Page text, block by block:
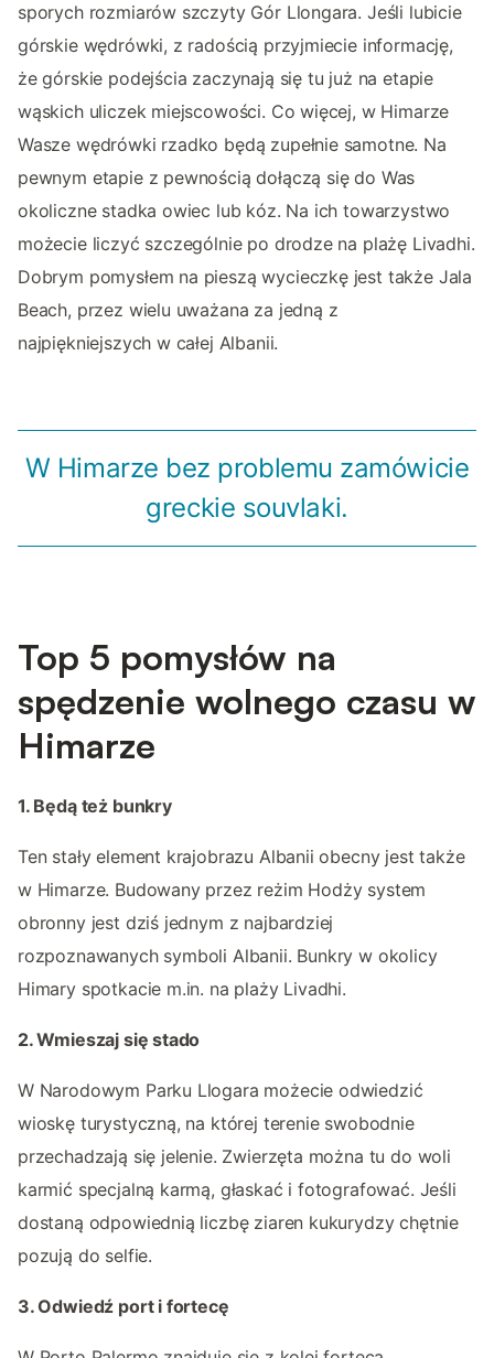
sporych rozmiarów szczyty Gór Llongara. Jeśli lubicie
górskie wędrówki, z radością przyjmiecie informację,
że górskie podejścia zaczynają się tu już na etapie
wąskich uliczek miejscowości. Co więcej, w Himarze
Wasze wędrówki rzadko będą zupełnie samotne. Na
pewnym etapie z pewnością dołączą się do Was
okoliczne stadka owiec lub kóz. Na ich towarzystwo
możecie liczyć szczególnie po drodze na plażę Livadhi.
Dobrym pomysłem na pieszą wycieczkę jest także Jala
Beach, przez wielu uważana za jedną z
najpiękniejszych w całej Albanii.
W Himarze bez problemu zamówicie
greckie souvlaki.
Top 5 pomysłów na
spędzenie wolnego czasu w
Himarze
1. Będą też bunkry
Ten stały element krajobrazu Albanii obecny jest także
w Himarze. Budowany przez reżim Hodży system
obronny jest dziś jednym z najbardziej
rozpoznawanych symboli Albanii. Bunkry w okolicy
Himary spotkacie m.in. na plaży Livadhi.
2. Wmieszaj się stado
W Narodowym Parku Llogara możecie odwiedzić
wioskę turystyczną, na której terenie swobodnie
przechadzają się jelenie. Zwierzęta można tu do woli
karmić specjalną karmą, głaskać i fotografować. Jeśli
dostaną odpowiednią liczbę ziaren kukurydzy chętnie
pozują do selfie.
3. Odwiedź port i fortecę